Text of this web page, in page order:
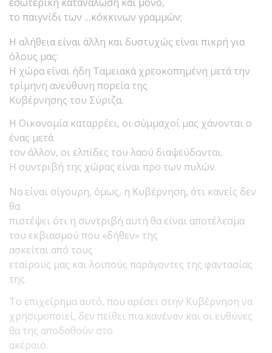
το παιγνίδι των …κόκκινων γραμμών;
Η αλήθεια είναι άλλη και δυστυχώς είναι πικρή για
όλους μας:
Η χώρα είναι ήδη Ταμειακά χρεοκοπημένη μετά την
τρίμηνη ανεύθυνη πορεία της
Κυβέρνησης του Σύριζα.
Η Οικονομία καταρρέει, οι σύμμαχοί μας χάνονται ο
ένας μετά
τον άλλον, οι ελπίδες του λαού διαψεύδονται.
Η συντριβή της χώρας είναι προ των πυλών.
Να είναι σίγουρη, όμως, η Κυβέρνηση, ότι κανείς δεν
θα
πιστέψει ότι η συντριβή αυτή θα είναι αποτέλεσμα
του εκβιασμού που «δήθεν» της
ασκείται από τους
εταίρους μας και λοιπούς παράγοντες της φαντασίας
της.
Το επιχείρημα αυτό, που αρέσει στην Κυβέρνηση να
χρησιμοποιεί, δεν πείθει πια κανέναν και οι ευθύνες
θα της αποδοθούν στο
ακέραιο.